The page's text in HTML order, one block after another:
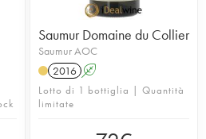
Saumur Domaine du Collier
Saumur AOC
2016 A
Lotto di 1 bottiglia | Quantità
limitate